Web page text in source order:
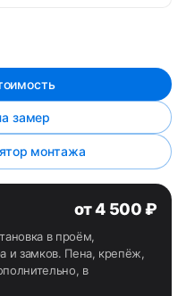
замер
монтажа
от 4 500 ₽
в проём,
и замков. Пена, крепёж,
в